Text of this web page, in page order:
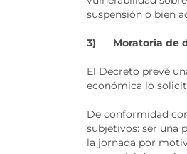
suspensión o bien
3) Moratoria de
El Decreto prevé
económica lo
De conformidad
subjetivos: ser una
la jornada por